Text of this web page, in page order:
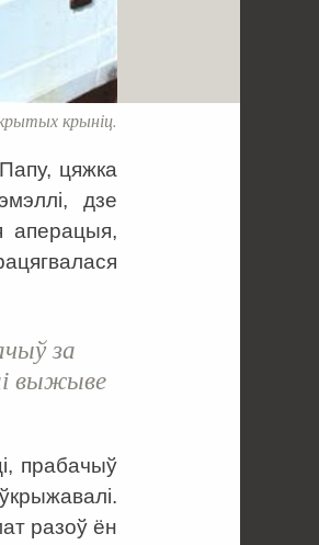
крыніц.
цяжка
дзе
аперацыя,
за
выжыве
прабачыў
разоў ён